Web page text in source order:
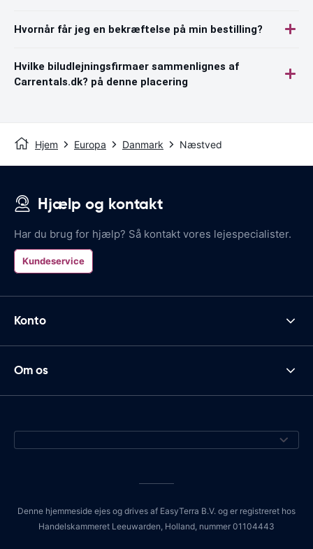
Hvornår får jeg en bekræftelse på min bestilling?
Hvilke biludlejningsfirmaer sammenlignes af
Carrentals.dk? på denne placering
Hjem Europa Danmark Næstved
Hjælp og kontakt
Har du brug for hjælp? Så kontakt vores lejespecialister.
Kundeservice
Konto
Om os
Denne hjemmeside ejes og drives af EasyTerra B.V. og er registreret hos
Handelskammeret Leeuwarden, Holland, nummer 01104443